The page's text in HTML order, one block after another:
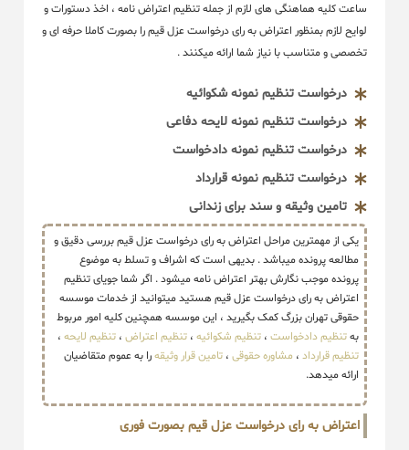
ساعت کلیه هماهنگی های لازم از جمله تنظیم اعتراض نامه ، اخذ دستورات و
لوایح لازم بمنظور اعتراض به رای درخواست عزل قیم را بصورت کاملا حرفه ای و
تخصصی و متناسب با نیاز شما ارائه میکنند .
درخواست تنظیم نمونه شکوائیه
درخواست تنظیم نمونه لایحه دفاعی
درخواست تنظیم نمونه دادخواست
درخواست تنظیم نمونه قرارداد
تامین وثیقه و سند برای زندانی
یکی از مهمترین مراحل اعتراض به رای درخواست عزل قیم بررسی دقیق و
مطالعه پرونده میباشد . بدیهی است که اشراف و تسلط به موضوع
پرونده موجب نگارش بهتر اعتراض نامه میشود . اگر شما جویای تنظیم
اعتراض به رای درخواست عزل قیم هستید میتوانید از خدمات موسسه
حقوقی تهران بزرگ کمک بگیرید ، این موسسه همچنین کلیه امور مربوط
بهتنظیم دادخواست ، تنظیم شکوائیه ، تنظیم اعتراض ، تنظیم لایحه ،
تنظیم قرارداد ، مشاوره حقوقی ، تامین قرار وثیقهرا به عموم متقاضیان
ارائه میدهد.
اعتراض به رای درخواست عزل قیم بصورت فوری